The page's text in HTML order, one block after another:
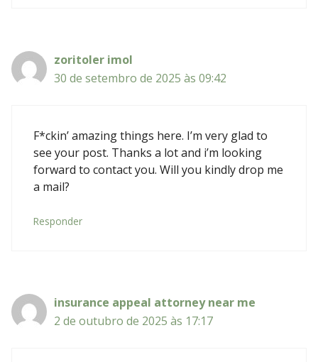
zoritoler imol
30 de setembro de 2025 às 09:42
F*ckin’ amazing things here. I’m very glad to
see your post. Thanks a lot and i’m looking
forward to contact you. Will you kindly drop me
a mail?
Responder
insurance appeal attorney near me
2 de outubro de 2025 às 17:17